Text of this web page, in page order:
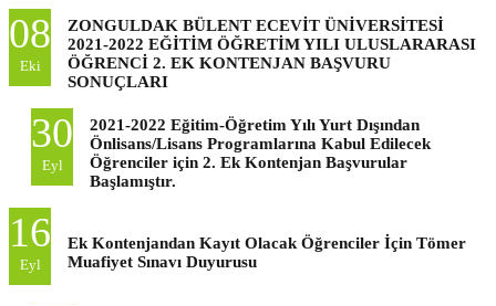
08
Eki
ZONGULDAK BÜLENT ECEVİT ÜNİVERSİTESİ
2021-2022 EĞİTİM ÖĞRETİM YILI ULUSLARARASI
ÖĞRENCİ 2. EK KONTENJAN BAŞVURU
SONUÇLARI
30
Eyl
2021-2022 Eğitim-Öğretim Yılı Yurt Dışından
Önlisans/Lisans Programlarına Kabul Edilecek
Öğrenciler için 2. Ek Kontenjan Başvurular
Başlamıştır.
16
Eyl
Ek Kontenjandan Kayıt Olacak Öğrenciler İçin Tömer
Muafiyet Sınavı Duyurusu